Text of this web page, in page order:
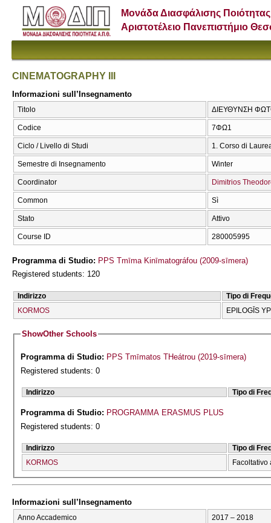
Μονάδα Διασφάλισης Ποιότητας
Αριστοτέλειο Πανεπιστήμιο
CINEMATOGRAPHY III
Informazioni sull’Insegnamento
Titolo ΔΙΕΥΘΥΝΣΗ
Codice 7ΦΩ1
Ciclo / Livello di Studi 1. Corso di
Semestre di Insegnamento Winter
Coordinator Dimitrios
Common Sì
Stato Attivo
Course ID 280005995
Programma di Studio: PPS Tmīma Kinīmatográfou (2009-sīmera)
Registered students: 120
Indirizzo
Tipo di
KORMOS
EPILOGĪS
ShowOther Schools
Programma di Studio: PPS Tmīmatos THeátrou (2019-sīmera)
Registered students: 0
Indirizzo Tipo di
Programma di Studio: PROGRAMMA ERASMUS PLUS
Registered students: 0
Indirizzo
Tipo di
KORMOS
Facoltativo
Informazioni sull’Insegnamento
Anno Accademico 2017 – 2018